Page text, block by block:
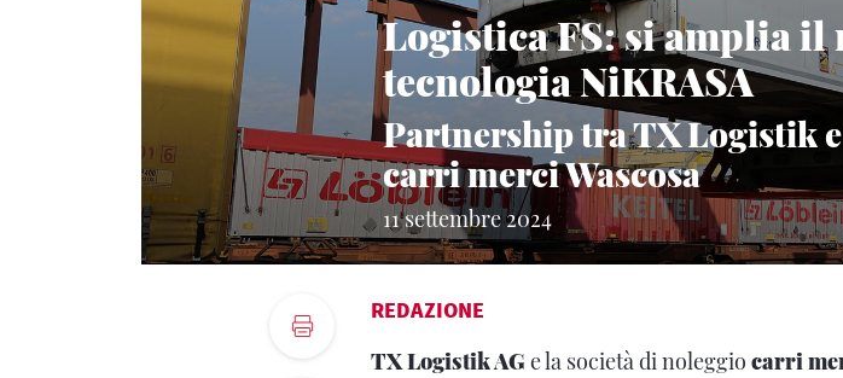
Logistica FS: si amplia il
tecnologia NiKRASA
Partnership tra TX Logistik
carri merci Wascosa
11 settembre 2024
REDAZIONE
TX Logistik AGe la società di noleggio carri